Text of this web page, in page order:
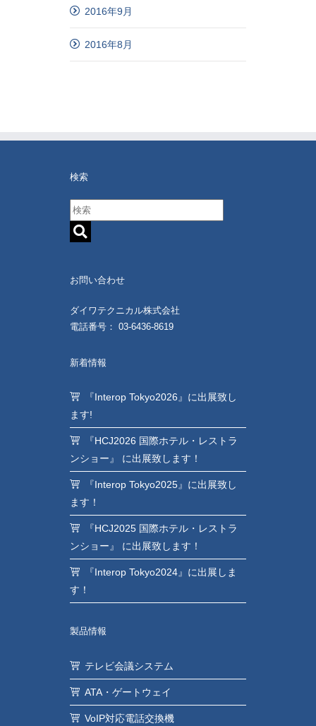
2016年9月
2016年8月
検索
お問い合わせ
ダイワテクニカル株式会社
電話番号： 03-6436-8619
新着情報
『Interop Tokyo2026』に出展致し
ます!
『HCJ2026 国際ホテル・レストラ
ンショー』 に出展致します！
『Interop Tokyo2025』に出展致し
ます！
『HCJ2025 国際ホテル・レストラ
ンショー』 に出展致します！
『Interop Tokyo2024』に出展しま
す！
製品情報
テレビ会議システム
ATA・ゲートウェイ
VoIP対応電話交換機